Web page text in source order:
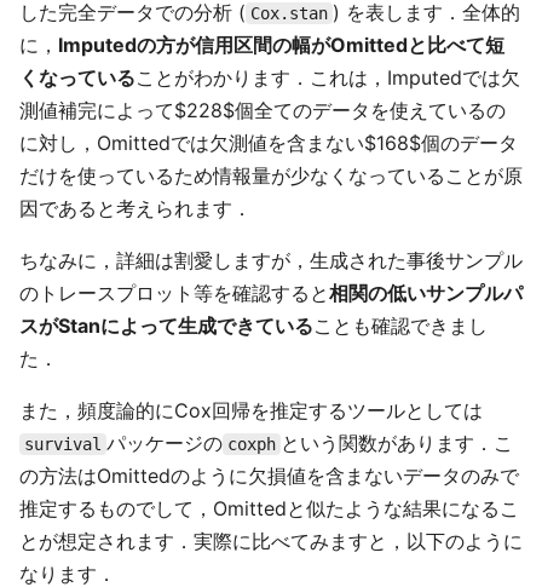
した完全データでの分析 ( Cox.stan ) を表します．全体的
に， Imputedの方が信用区間の幅がOmittedと比べて短
くなっていることがわかります．これは，Imputedでは欠
測値補完によって$228$個全てのデータを使えているの
に対し，Omittedでは欠測値を含まない$168$個のデータ
だけを使っているため情報量が少なくなっていることが原
因であると考えられます．
ちなみに，詳細は割愛しますが，生成された事後サンプル
のトレースプロット等を確認すると相関の低いサンプルパ
スがStanによって生成できていることも確認できまし
た．
また，頻度論的にCox回帰を推定するツールとしては
survival パッケージの coxph という関数があります．こ
の方法はOmittedのように欠損値を含まないデータのみで
推定するものでして，Omittedと似たような結果になるこ
とが想定されます．実際に比べてみますと，以下のように
なります．